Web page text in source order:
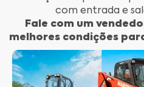
com entrada e
Fale com um
melhores condições